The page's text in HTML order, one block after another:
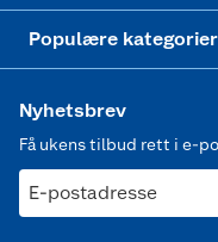
Populære kategorier
Nyhetsbrev
Få ukens tilbud rett i e-
E-postadresse